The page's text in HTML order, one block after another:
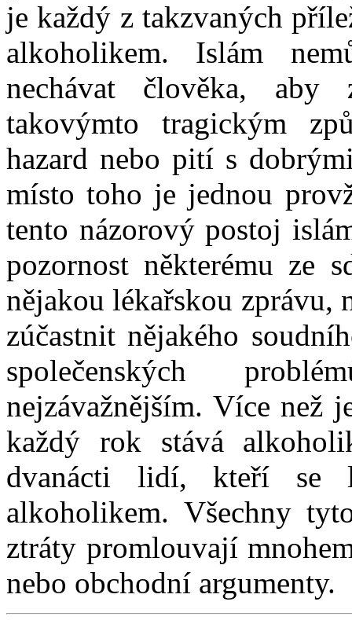
je každý z takzvaných
alkoholikem. Islám
nechávat člověka, aby
takovýmto tragickým
hazard nebo pití s
místo toho je jednou
tento názorový postoj
pozornost některému ze
nějakou lékařskou zprávu,
zúčastnit nějakého
společenských
nejzávažnějším. Více než
každý rok stává
dvanácti lidí, kteří se
alkoholikem. Všechny
ztráty promlouvají
nebo obchodní argumenty.